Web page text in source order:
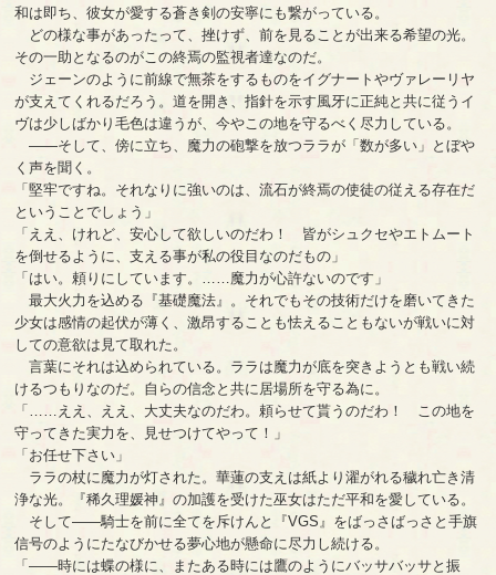
和は即ち、彼女が愛する蒼き剣の安寧にも繋がっている。
どの様な事があったって、挫けず、前を見ることが出来る希望の光。
その一助となるのがこの終焉の監視者達なのだ。
ジェーンのように前線で無茶をするものをイグナートやヴァレーリヤ
が支えてくれるだろう。道を開き、指針を示す風牙に正純と共に従うイ
ヴは少しばかり毛色は違うが、今やこの地を守るべく尽力している。
――そして、傍に立ち、魔力の砲撃を放つララが「数が多い」とぼや
く声を聞く。
「堅牢ですね。それなりに強いのは、流石が終焉の使徒の従える存在だ
ということでしょう」
「ええ、けれど、安心して欲しいのだわ！ 皆がシュクセやエトムート
を倒せるように、支える事が私の役目なのだもの」
「はい。頼りにしています。……魔力が心許ないのです」
最大火力を込める『基礎魔法』。それでもその技術だけを磨いてきた
少女は感情の起伏が薄く、激昂することも怯えることもないが戦いに対
しての意欲は見て取れた。
言葉にそれは込められている。ララは魔力が底を突きようとも戦い続
けるつもりなのだ。自らの信念と共に居場所を守る為に。
「……ええ、ええ、大丈夫なのだわ。頼らせて貰うのだわ！ この地を
守ってきた実力を、見せつけてやって！」
「お任せ下さい」
ララの杖に魔力が灯された。華蓮の支えは紙より濯がれる穢れ亡き清
浄な光。『稀久理媛神』の加護を受けた巫女はただ平和を愛している。
そして――騎士を前に全てを斥けんと『VGS』をばっさばっさと手旗
信号のようにたなびかせる夢心地が懸命に尽力し続ける。
「――時には蝶の様に、またある時には鷹のようにバッサバッサと振